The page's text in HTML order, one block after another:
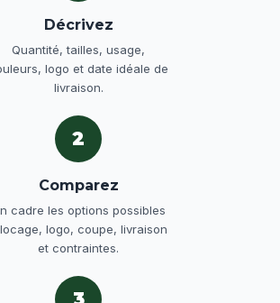
Décrivez
Quantité, tailles, usage,
logo et date idéale de
livraison.
2
Comparez
cadre les options possibles
logo, coupe, livraison
et contraintes.